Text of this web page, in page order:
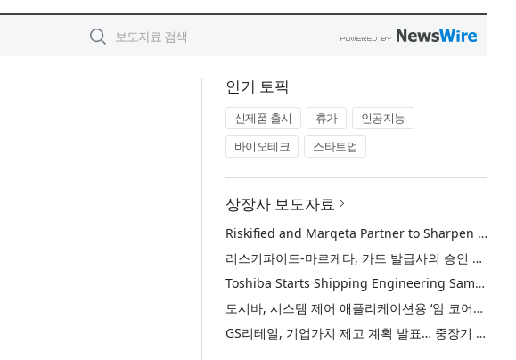
인기 토픽
신제품 출시 휴가
인공지능
바이오테크
스타트업
상장사 보도자료
Riskified and Marqeta Partner to Sharpen Card Issuer Authorization Decisions and Help Reduce False Declines
리스키파이드-마르케타, 카드 발급사의 승인 판단 정교화 및 오거절 감소 위해 협력
Toshiba Starts Shipping Engineering Samples of TXZ+™ Family Entry‑Class M4V Group, Standard Microcontrollers with Arm® Cortex®‑M4 Core for System Control Applications
도시바, 시스템 제어 애플리케이션용 ‘암 코어텍스-M4’ 코어 탑재 표준 마이크로컨트롤러 TXZ+ 패밀리 엔트리 클래스 ‘M4V 그룹’ 엔지니어링 샘플 출하 개시
GS리테일, 기업가치 제고 계획 발표… 중장기 성장 기반 강화와 주주가치 제고